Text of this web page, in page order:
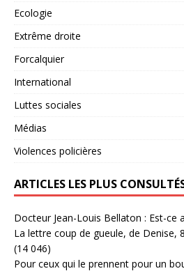
Ecologie
Extrême droite
Forcalquier
International
Luttes sociales
Médias
Violences policières
ARTICLES LES PLUS
Docteur Jean-Louis Bellaton : Est-ce
La lettre coup de gueule, de Denise,
(14 046)
Pour ceux qui le prennent pour un